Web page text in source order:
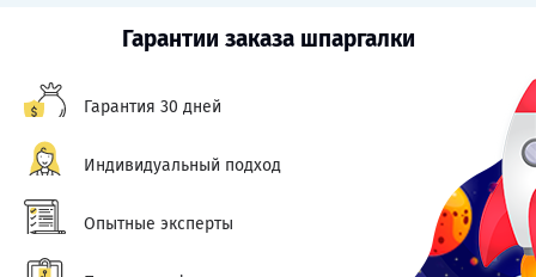
Гарантии заказа шпаргалки
Гарантия 30 дней
Индивидуальный подход
Опытные эксперты